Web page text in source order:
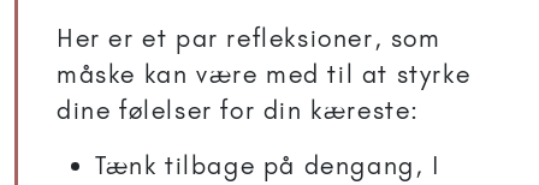
Her er et par refleksioner, som
måske kan være med til at styrke
dine følelser for din kæreste:
Tænk tilbage på dengang, I